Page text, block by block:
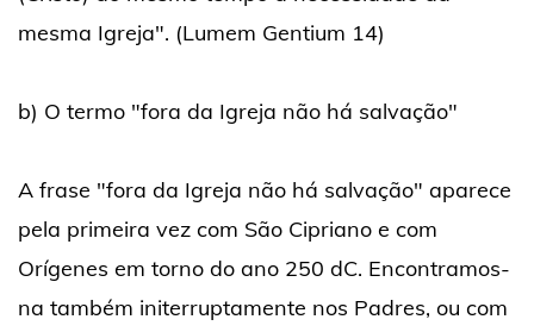
mesma Igreja". (Lumem Gentium 14)
b) O termo "fora da Igreja não há salvação"
A frase "fora da Igreja não há salvação" aparece
pela primeira vez com São Cipriano e com
Orígenes em torno do ano 250 dC. Encontramos-
na também initerruptamente nos Padres, ou com